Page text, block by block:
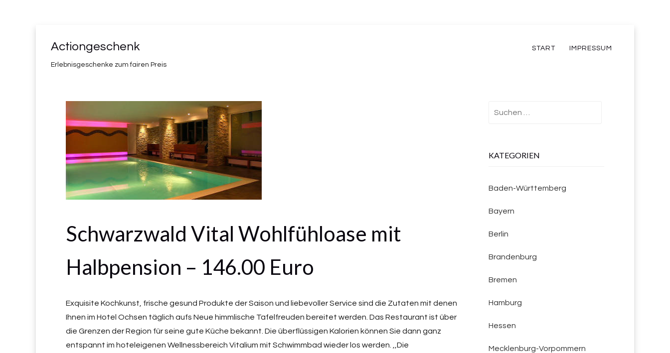
Actiongeschenk
Erlebnisgeschenke zum fairen Preis
START IMPRESSUM
Schwarzwald Vital Wohlfühloase mit
Halbpension – 146.00 Euro
Exquisite Kochkunst, frische gesund Produkte der Saison und liebevoller Service sind die Zutaten mit denen
Ihnen im Hotel Ochsen täglich aufs Neue himmlische Tafelfreuden bereitet werden. Das Restaurant ist über
die Grenzen der Region für seine gute Küche bekannt. Die überflüssigen Kalorien können Sie dann ganz
entspannt im hoteleigenen Wellnessbereich Vitalium mit Schwimmbad wieder los werden. ,,Die
KATEGORIEN
Baden-Württemberg
Bayern
Berlin
Brandenburg
Bremen
Hamburg
Hessen
Mecklenburg-Vorpommern